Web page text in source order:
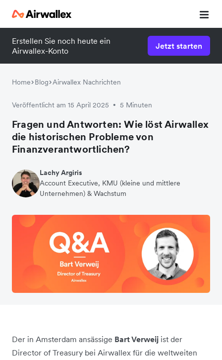
Erstellen Sie noch heute ein
Airwallex-Konto
Jetzt starten
Home Blog Airwallex Nachrichten
Veröffentlicht am 15 April 2025 • 5 Minuten
Fragen und Antworten: Wie löst Airwallex
die historischen Probleme von
Finanzverantwortlichen?
Lachy Argiris
Account Executive, KMU (kleine und mittlere
Unternehmen) & Wachstum
Der in Amsterdam ansässige Bart Verweij ist der
Director of Treasury bei Airwallex für die weltweiten